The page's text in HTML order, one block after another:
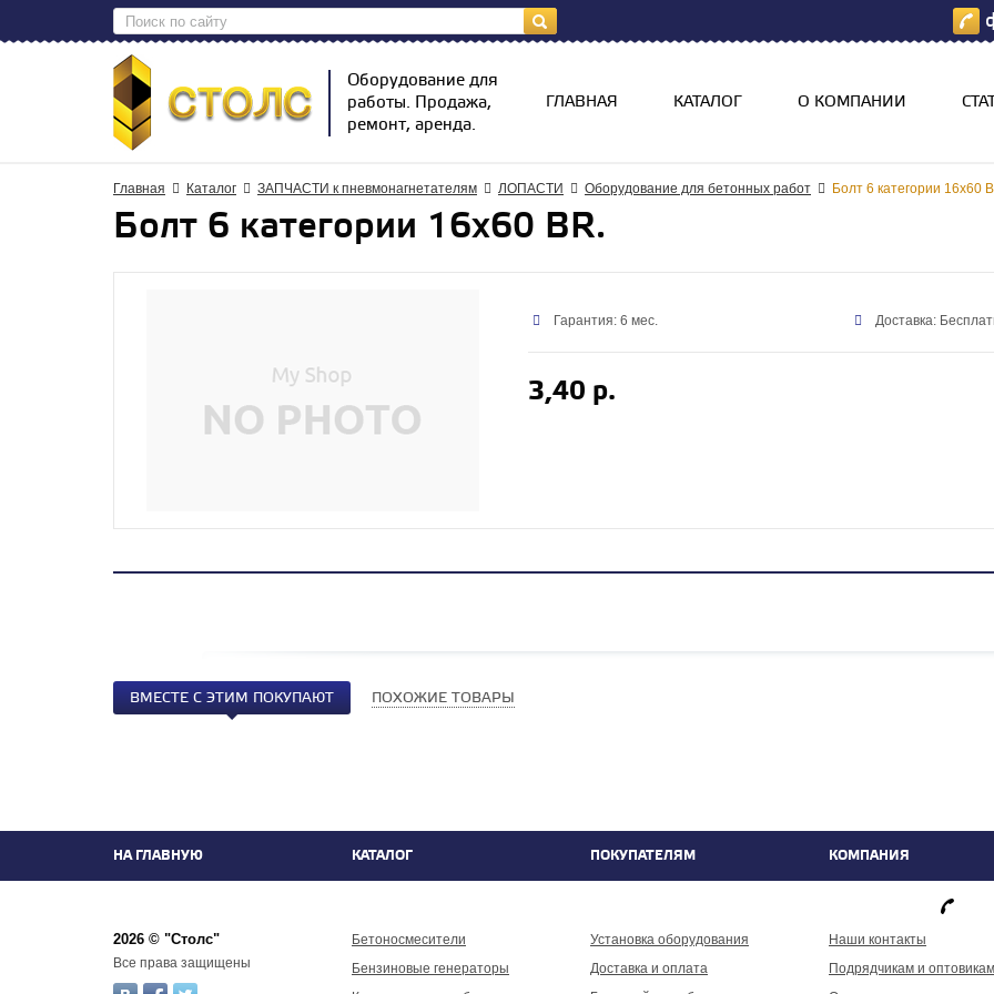
Оборудование для
работы. Продажа,
ремонт, аренда.
ГЛАВНАЯ КАТАЛОГ О КОМПАНИИ
Главная Каталог ЗАПЧАСТИ к пневмонагнетателям ЛОПАСТИ Оборудование для бетонных работ Болт 6 категории 16х60
Болт 6 категории 16х60 BR.
Гарантия: 6 мес. Доставка:
3,40 р.
ВМЕСТЕ С ЭТИМ ПОКУПАЮТ ПОХОЖИЕ ТОВАРЫ
НА ГЛАВНУЮ КАТАЛОГ ПОКУПАТЕЛЯМ КОМПАНИЯ
2026 © "Столс"
Все права защищены
Бетоносмесители
Бензиновые генераторы
Установка оборудования
Доставка и оплата
Наши контакты
Подрядчикам и оптовикам